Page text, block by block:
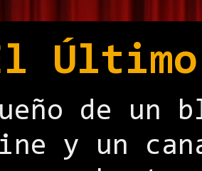
de un
y un